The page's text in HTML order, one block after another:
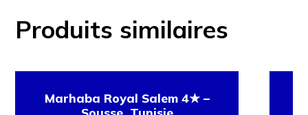
Produits similaires
Marhaba Royal Salem 4★ –